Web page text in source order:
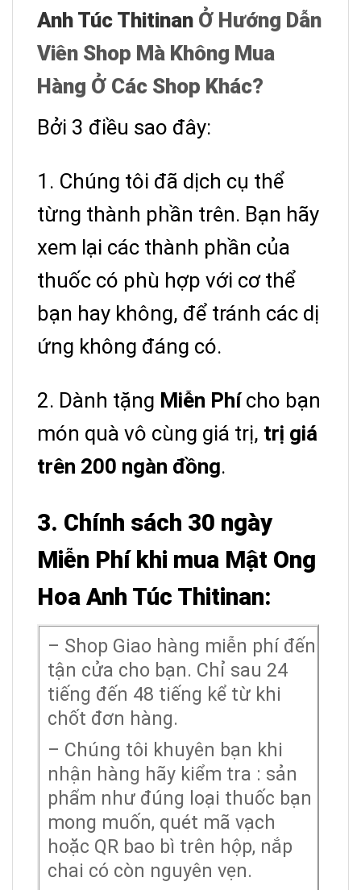
Anh Túc Thitinan Ở Hướng Dẫn
Viên Shop Mà Không Mua
Hàng Ở Các Shop Khác?
Bởi 3 điều sao đây:
1. Chúng tôi đã dịch cụ thể
từng thành phần trên. Bạn hãy
xem lại các thành phần của
thuốc có phù hợp với cơ thể
bạn hay không, để tránh các dị
ứng không đáng có.
2. Dành tặng Miễn Phícho bạn
món quà vô cùng giá trị, trị giá
trên 200 ngàn đồng.
3. Chính sách 30 ngày
Miễn Phí khi mua Mật Ong
Hoa Anh Túc Thitinan:
– Shop Giao hàng miễn phí đến
tận cửa cho bạn. Chỉ sau 24
tiếng đến 48 tiếng kể từ khi
chốt đơn hàng.
– Chúng tôi khuyên bạn khi
nhận hàng hãy kiểm tra : sản
phẩm như đúng loại thuốc bạn
mong muốn, quét mã vạch
hoặc QR bao bì trên hộp, nắp
chai có còn nguyên vẹn.